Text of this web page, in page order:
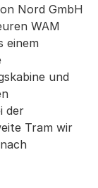
Nord GmbH
WAM
einem
und
der
Tram wir